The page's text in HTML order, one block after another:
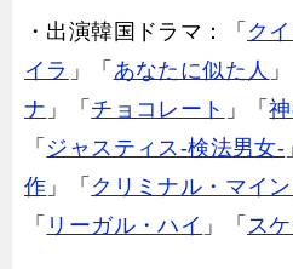
・出演韓国ドラマ：「 ク
イラ 」「 あなたに似た人
ナ 」「 チョコレート 」「
「 ジャスティス-検法男女-
作 」「 クリミナル・マイ
「 リーガル・ハイ 」「 ス